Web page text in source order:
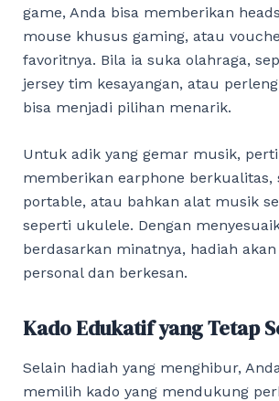
game, Anda bisa memberikan
mouse khusus gaming, atau
favoritnya. Bila ia suka olahraga,
jersey tim kesayangan, atau
bisa menjadi pilihan menarik.
Untuk adik yang gemar musik,
memberikan earphone berkualitas,
portable, atau bahkan alat musik
seperti ukulele. Dengan
berdasarkan minatnya, hadiah
personal dan berkesan.
Kado Edukatif yang Tetap
Selain hadiah yang menghibur,
memilih kado yang mendukung